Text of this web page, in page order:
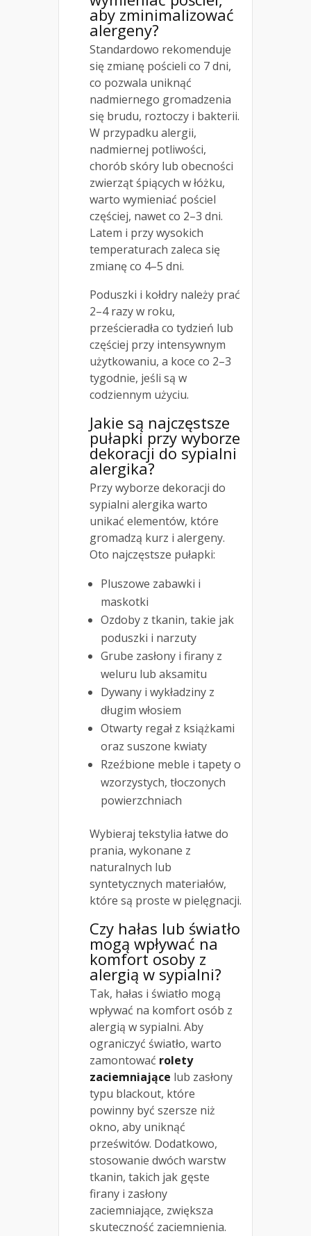
aby zminimalizować
alergeny?
Standardowo rekomenduje
się zmianę pościeli co 7 dni,
co pozwala uniknąć
nadmiernego gromadzenia
się brudu, roztoczy i bakterii.
W przypadku alergii,
nadmiernej potliwości,
chorób skóry lub obecności
zwierząt śpiących w łóżku,
warto wymieniać pościel
częściej, nawet co 2–3 dni.
Latem i przy wysokich
temperaturach zaleca się
zmianę co 4–5 dni.
Poduszki i kołdry należy prać
2–4 razy w roku,
prześcieradła co tydzień lub
częściej przy intensywnym
użytkowaniu, a koce co 2–3
tygodnie, jeśli są w
codziennym użyciu.
Jakie są najczęstsze
pułapki przy wyborze
dekoracji do sypialni
alergika?
Przy wyborze dekoracji do
sypialni alergika warto
unikać elementów, które
gromadzą kurz i alergeny.
Oto najczęstsze pułapki:
Pluszowe zabawki i
maskotki
Ozdoby z tkanin, takie jak
poduszki i narzuty
Grube zasłony i firany z
weluru lub aksamitu
Dywany i wykładziny z
długim włosiem
Otwarty regał z książkami
oraz suszone kwiaty
Rzeźbione meble i tapety o
wzorzystych, tłoczonych
powierzchniach
Wybieraj tekstylia łatwe do
prania, wykonane z
naturalnych lub
syntetycznych materiałów,
które są proste w pielęgnacji.
Czy hałas lub światło
mogą wpływać na
komfort osoby z
alergią w sypialni?
Tak, hałas i światło mogą
wpływać na komfort osób z
alergią w sypialni. Aby
ograniczyć światło, warto
zamontować rolety
zaciemniające lub zasłony
typu blackout, które
powinny być szersze niż
okno, aby uniknąć
prześwitów. Dodatkowo,
stosowanie dwóch warstw
tkanin, takich jak gęste
firany i zasłony
zaciemniające, zwiększa
skuteczność zaciemnienia.